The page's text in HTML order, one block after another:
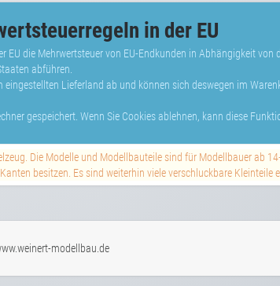
in der EU
EU die Mehrwertsteuer von EU-Endkunden in Abhängigkeit von
abführen.
Lieferland ab und können sich deswegen im
gespeichert. Wenn Sie Cookies ablehnen, kann diese
Die Modelle und Modellbauteile sind für Modellbauer ab
besitzen. Es sind weiterhin viele verschluckbare Kleinteile
modellbau.de